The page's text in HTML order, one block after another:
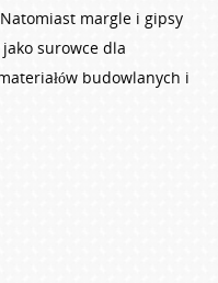
margle i gipsy
jako surowce dla
budowlanych i